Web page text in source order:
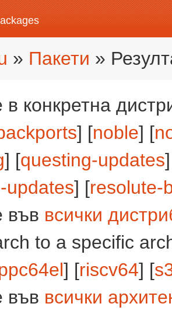
» Пакети »
конкретна
] [noble] [
] [questing-updates
updates] [resolute-
във всички
to a specific
] [riscv64] [
във всички